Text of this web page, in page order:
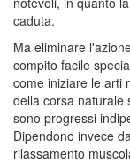
caduta.
Ma eliminare
compito facile
come iniziare le arti
della corsa naturale
sono progressi
Dipendono invece
rilassamento